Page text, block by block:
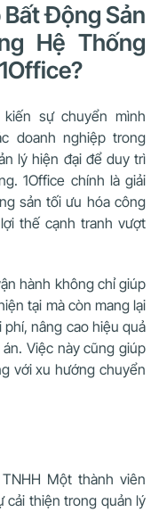
Bất Động Sản
Hệ Thống
sự chuyển mình
doanh nghiệp trong
lý hiện đại để duy trì
1Office chính là giải
sản tối ưu hóa công
thế cạnh tranh vượt
hành không chỉ giúp
tại mà còn mang lại
nâng cao hiệu quả
Việc này cũng giúp
với xu hướng chuyển
Một thành viên
cải thiện trong quản lý